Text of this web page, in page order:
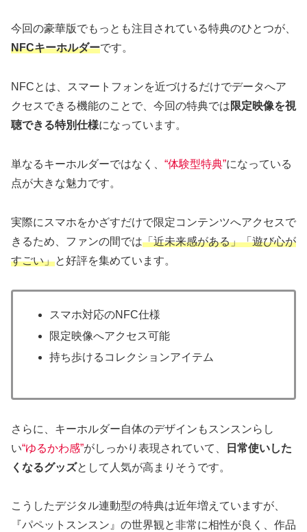
今回の豪華版でもっとも注目されている特典のひとつが、
NFCキーホルダーです。
NFCとは、スマートフォンを近づけるだけでデータへア
クセスできる機能のことで、今回の特典では限定映像を視
聴できる特別仕様になっています。
単なるキーホルダーではなく、 “体験型特典”になっている
点が大きな魅力です。
実際にスマホをかざすだけで限定コンテンツへアクセスで
きるため、ファンの間では「近未来感がある」「遊び心が
すごい」と好評を集めています。
スマホ対応のNFC仕様
限定映像へアクセス可能
持ち歩けるコレクションアイテム
さらに、キーホルダー自体のデザインもスンスンらし
い“ゆるかわ感”がしっかり表現されていて、
日常使いした
くなるグッズとして人気が高まりそうです。
こうしたデジタル連動型の特典は近年増えていますが、
『パペットスンスン』の世界観と非常に相性が良く、作品